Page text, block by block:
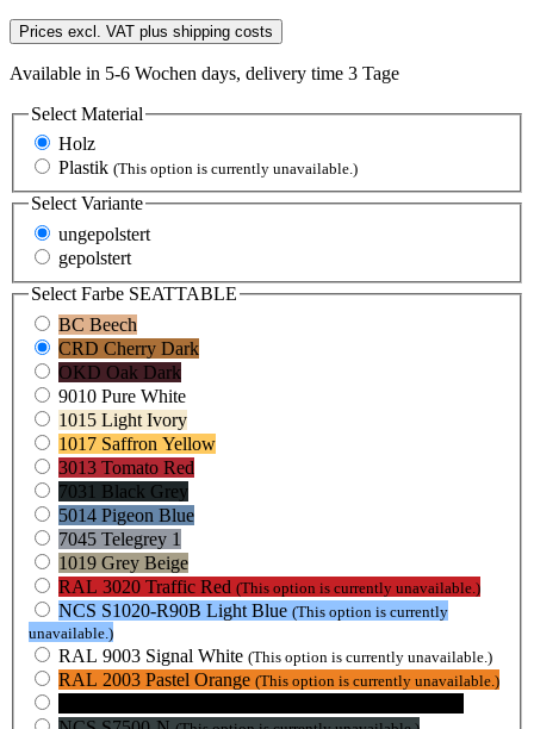
Prices excl. VAT plus shipping costs
Available in 5-6 Wochen days, delivery time 3 Tage
Select Material
Holz
Plastik (This option is currently unavailable.)
SelectVariante
ungepolstert
gepolstert
Select Farbe SEATTABLE
BC Beech
CRD Cherry Dark
OKD Oak Dark
9010 Pure White
1015 Light Ivory
1017 Saffron Yellow
3013 Tomato Red
7031 Black Grey
5014 Pigeon Blue
7045 Telegrey 1
1019 Grey Beige
RAL 3020 Traffic Red (This option is currently unavailable.)
NCS S1020-R90B Light Blue (This option is currently
unavailable.)
RAL 9003 Signal White (This option is currently unavailable.)
RAL 2003 Pastel Orange (This option is currently unavailable.)